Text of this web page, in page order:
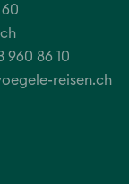
960 86 10
reisen.ch